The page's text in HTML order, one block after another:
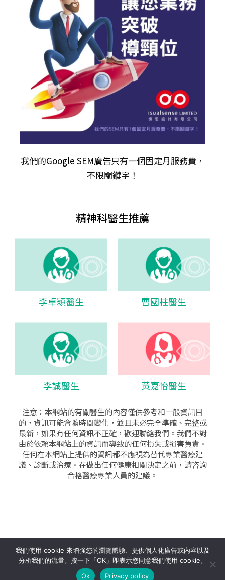
我們的Google SEM廣告只有一個固定月服務費，
不限關𨫡字！
精神科醫生推薦
李卓穎醫生 曹國柱醫生
李誠醫生 黃嘉怡醫生
注意：本網站的有關醫生的內容僅供參考和一般資訊目
的，資訊可能會隨時間變化，並且未必完全準確、完整或
最新，如果有任何資訊不正確，歡迎聯絡我們。我們不對
由於依賴本網站上的資訊而導致的任何損失或損害負責。
任何在本網站上提供的資訊都不應視為替代專業醫療建
議、診斷或治療。在做出任何健康相關決定之前，請咨詢
合格醫療專業人員的建議。
隱私政策 使用條款
seo公司|sem公司|網頁設計|網頁設計公司by isualsense
我們使用 cookie 來增強您的瀏覽體驗、提供個人化廣告或內容以及
分析我們的流量。按一下「OK」即表示您同意我們使用 cookie。
Ok
Privacy policy